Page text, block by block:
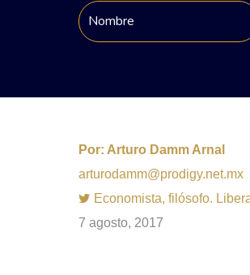
Por: Arturo Damm Arnal
arturodamm@prodigy.net.mx
Economista, filósofo.
7 agosto, 2017